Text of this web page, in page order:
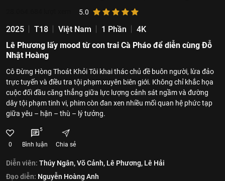
5.0
2025 T18 Việt Nam 1 Phần
4K
Lê Phương lấy mood từ con trai Cà Pháo để diễn cùng Đỗ
Nhật Hoàng
Cô Đừng Hòng Thoát Khỏi Tôi khai thác chủ đề buôn người, lừa đảo
trực tuyến và điều tra tội phạm xuyên biên giới. Không chỉ khắc họa
cuộc đối đầu căng thẳng giữa lực lượng cảnh sát ngầm và đường
dây tội phạm tinh vi, phim còn đan xen nhiều mối quan hệ phức tạp
giữa yêu – hận – thù – lý tưởng.
0
5
Bình luận Chia sẻ
Diễn viên: Thúy Ngân,Võ Cảnh, Lê Phương, Lê Hải
Đạo diễn: Nguyễn Hoàng Anh